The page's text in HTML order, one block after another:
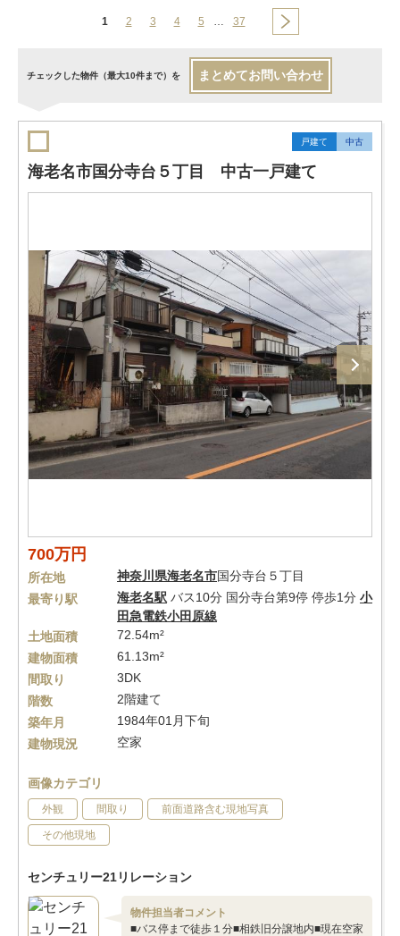
1 2 3 4 5 … 37
チェックした物件（最大10件まで）を まとめてお問い合わせ
戸建て 中古
海老名市国分寺台５丁目 中古一戸建て
700万円
所在地 神奈川県海老名市国分寺台５丁目
最寄り駅
海老名駅 バス10分 国分寺台第9停 停歩1分 小
田急電鉄小田原線
土地面積
72.54m²
建物面積
61.13m²
間取り
3DK
階数
2階建て
築年月
1984年01月下旬
建物現況
空家
画像カテゴリ
外観 間取り 前面道路含む現地写真
その他現地
センチュリー21リレーション
物件担当者コメント
■バス停まで徒歩１分■相鉄旧分譲地内■現在空家